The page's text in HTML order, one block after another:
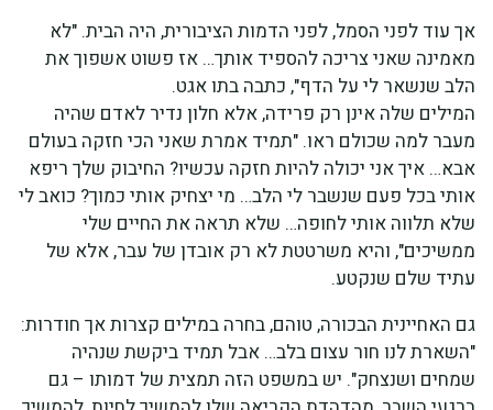
אך עוד לפני הסמל, לפני הדמות הציבורית, היה הבית. "לא
מאמינה שאני צריכה להספיד אותך… אז פשוט אשפוך את
הלב שנשאר לי על הדף", כתבה בתו אגט.
המילים שלה אינן רק פרידה, אלא חלון נדיר לאדם שהיה
מעבר למה שכולם ראו. "תמיד אמרת שאני הכי חזקה בעולם
אבא… איך אני יכולה להיות חזקה עכשיו? החיבוק שלך ריפא
אותי בכל פעם שנשבר לי הלב… מי יצחיק אותי כמוך? כואב לי
שלא תלווה אותי לחופה… שלא תראה את החיים שלי
ממשיכים", והיא משרטטת לא רק אובדן של עבר, אלא של
עתיד שלם שנקטע.
גם האחיינית הבכורה, טוהם, בחרה במילים קצרות אך חודרות:
"השארת לנו חור עצום בלב… אבל תמיד ביקשת שנהיה
שמחים ושנצחק". יש במשפט הזה תמצית של דמותו – גם